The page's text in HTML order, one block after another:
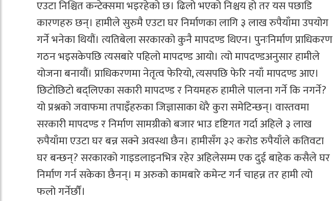
एउटा निश्चित कन्टेक्समा भइरहेको छ। ढिलो भएको निश्चय हो तर यस पछाडि
कारणहरु छन्। हामीले सुरुमै एउटा घर निर्माणका लागि ३ लाख रुपैयाँमा उपयोग
गर्ने भनेका थियौं। त्यतिबेला सरकारको कुनै मापदण्ड थिएन। पुनःनिर्माण प्राधिकरण
गठन भइसकेपछि त्यसबारे पहिलो मापदण्ड आयो। त्यो मापदण्डअनुसार हामीले
योजना बनायौं। प्राधिकरणमा नेतृत्व फेरियो, त्यसपछि फेरि नयाँ मापदण्ड आए।
छिटोछिटो बद्लिएका सकारी मापदण्ड र नियमहरु हामीले पालना गर्ने कि नगर्ने?
यो प्रश्नको जवाफमा तपाइँहरुका जिज्ञासाका धेरै कुरा समेटिन्छन्। वास्तवमा
सरकारी मापदण्ड र निर्माण सामग्रीको बजार भाउ दृष्टिगत गर्दा अहिले ३ लाख
रुपैयाँमा एउटा घर बन्न सक्ने अवस्था छैन। हामीसँग ३२ करोड रुपैयाँले कतिवटा
घर बन्छन्? सरकारको गाइडलाइनभित्र रहेर अहिलेसम्म एक दुई बाहेक कसैले घर
निर्माण गर्न सकेका छैनन्। म अरुको कामबारे कमेन्ट गर्न चाहन्न तर हामी त्यो
फलो गर्नेर्छौं।